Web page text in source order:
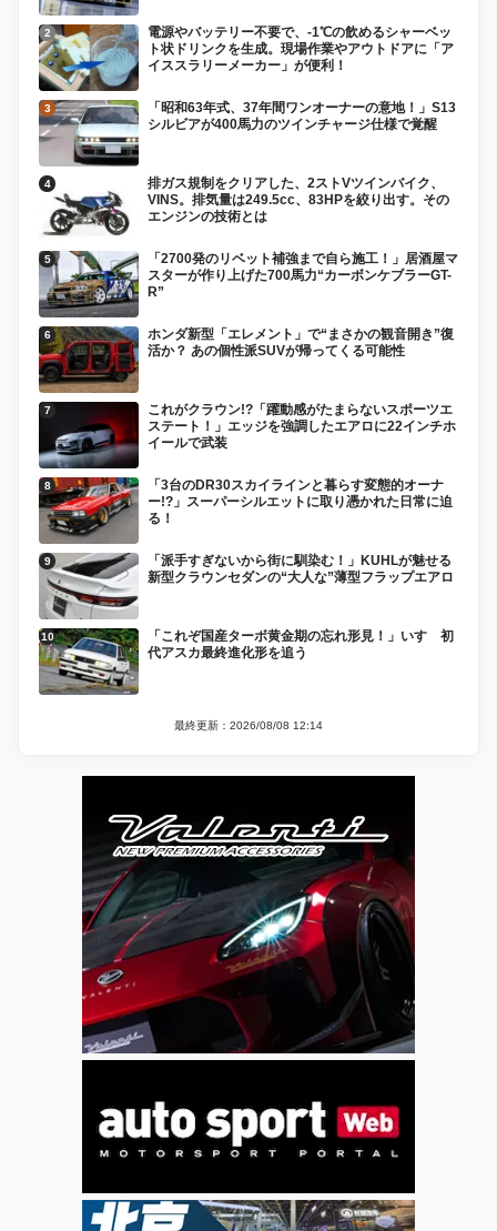
電源やバッテリー不要で、-1℃の飲めるシャーベッ
ト状ドリンクを生成。現場作業やアウトドアに「ア
イススラリーメーカー」が便利！
「昭和63年式、37年間ワンオーナーの意地！」S13
シルビアが400馬力のツインチャージ仕様で覚醒
排ガス規制をクリアした、2ストVツインバイク、
VINS。排気量は249.5cc、83HPを絞り出す。その
エンジンの技術とは
「2700発のリベット補強まで自ら施工！」居酒屋マ
スターが作り上げた700馬力“カーボンケブラーGT-
R”
ホンダ新型「エレメント」で“まさかの観音開き”復
活か？ あの個性派SUVが帰ってくる可能性
これがクラウン!?「躍動感がたまらないスポーツエ
ステート！」エッジを強調したエアロに22インチホ
イールで武装
「3台のDR30スカイラインと暮らす変態的オーナ
ー!?」スーパーシルエットに取り憑かれた日常に迫
る！
「派手すぎないから街に馴染む！」KUHLが魅せる
新型クラウンセダンの“大人な”薄型フラップエアロ
「これぞ国産ターボ黄金期の忘れ形見！」いすゞ初
代アスカ最終進化形を追う
最終更新：2026/08/08 12:14